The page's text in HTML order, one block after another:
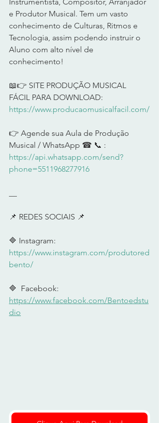
e Produtor Musical. Tem um vasto
conhecimento de Culturas, Ritmos e
Tecnologia, assim podendo instruir o
Aluno com alto nível de
conhecimento!
📖👉 SITE PRODUÇÃO MUSICAL
FÁCIL PARA DOWNLOAD:
https://www.producaomusicalfacil.com/
👉 Agende sua Aula de Produção
Musical / WhatsApp ☎ 📞 :
https://api.whatsapp.com/send?
phone=5511968277916
📌 REDES SOCIAIS 📌
🔷 Instagram:
https://www.instagram.com/produtored
bento/
🔷  Facebook:
https://www.facebook.com/Bentoedstu
dio